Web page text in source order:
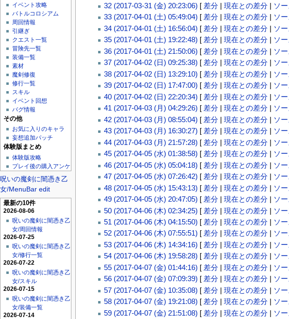
イベント攻略
バトルコロシアム
周回情報
引継ぎ
クエスト一覧
冒険先一覧
装備一覧
素材
魔剣修復
修行一覧
スキル
イベント回想
バグ情報
その他
お気に入りのキャラ
妄想追加パッチ
体験版まとめ
体験版攻略
プレイ後の購入アンケ
呪いの魔剣に闇憑き乙
女/MenuBar edit
最新の10件
2026-08-06
呪いの魔剣に闇憑き乙
女/周回情報
2026-07-25
呪いの魔剣に闇憑き乙
女/修行一覧
2026-07-22
呪いの魔剣に闇憑き乙
女/スキル
2026-07-15
呪いの魔剣に闇憑き乙
女/装備一覧
2026-07-14
32 (2017-03-31 (金) 20:23:06) [ 差分| 現在との差分| ソ
33 (2017-04-01 (土) 05:49:04) [ 差分| 現在との差分| ソ
34 (2017-04-01 (土) 16:56:04) [ 差分| 現在との差分| ソ
35 (2017-04-01 (土) 19:22:48) [ 差分| 現在との差分| ソ
36 (2017-04-01 (土) 21:50:06) [ 差分| 現在との差分| ソ
37 (2017-04-02 (日) 09:25:38) [ 差分| 現在との差分| ソ
38 (2017-04-02 (日) 13:29:10) [ 差分| 現在との差分| ソ
39 (2017-04-02 (日) 17:47:00) [ 差分| 現在との差分| ソ
40 (2017-04-02 (日) 22:20:34) [ 差分| 現在との差分| ソ
41 (2017-04-03 (月) 04:29:26) [ 差分| 現在との差分| ソ
42 (2017-04-03 (月) 08:55:04) [ 差分| 現在との差分| ソ
43 (2017-04-03 (月) 16:30:27) [ 差分| 現在との差分| ソ
44 (2017-04-03 (月) 21:57:28) [ 差分| 現在との差分| ソ
45 (2017-04-05 (水) 01:38:58) [ 差分| 現在との差分| ソ
46 (2017-04-05 (水) 05:04:18) [ 差分| 現在との差分| ソ
47 (2017-04-05 (水) 07:26:42) [ 差分| 現在との差分| ソ
48 (2017-04-05 (水) 15:43:13) [ 差分| 現在との差分| ソ
49 (2017-04-05 (水) 20:47:05) [ 差分| 現在との差分| ソ
50 (2017-04-06 (木) 02:34:25) [ 差分| 現在との差分| ソ
51 (2017-04-06 (木) 04:15:50) [ 差分| 現在との差分| ソ
52 (2017-04-06 (木) 07:55:51) [ 差分| 現在との差分| ソ
53 (2017-04-06 (木) 14:34:16) [ 差分| 現在との差分| ソ
54 (2017-04-06 (木) 19:58:28) [ 差分| 現在との差分| ソ
55 (2017-04-07 (金) 01:44:16) [ 差分| 現在との差分| ソ
56 (2017-04-07 (金) 07:09:39) [ 差分| 現在との差分| ソ
57 (2017-04-07 (金) 10:35:08) [ 差分| 現在との差分| ソ
58 (2017-04-07 (金) 19:21:08) [ 差分| 現在との差分| ソ
59 (2017-04-07 (金) 21:51:08) [ 差分| 現在との差分| ソ